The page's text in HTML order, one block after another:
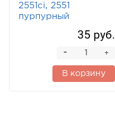
2551ci, 2551
пурпурный
35 руб.
+
-
В корзину